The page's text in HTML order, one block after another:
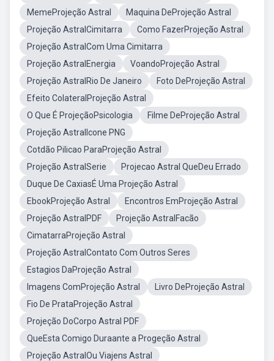
MemeProjeção Astral
Maquina DeProjeção Astral
Projeção AstralCimitarra
Como FazerProjeção Astral
Projeção AstralCom Uma Cimitarra
Projeção AstralEnergia
VoandoProjeção Astral
Projeção AstralRio De Janeiro
Foto DeProjeção Astral
Efeito ColateralProjeção Astral
O Que É ProjeçãoPsicologia
Filme DeProjeção Astral
Projeção AstralIcone PNG
Cotdão Pilicao ParaProjeção Astral
Projeção AstralSerie
Projecao Astral QueDeu Errado
Duque De CaxiasÉ Uma Projeção Astral
EbookProjeção Astral
Encontros EmProjeção Astral
Projeção AstralPDF
Projeção AstralFacão
CimatarraProjeção Astral
Projeção AstralContato Com Outros Seres
Estagios DaProjeção Astral
Imagens ComProjeção Astral
Livro DeProjeção Astral
Fio De PrataProjeção Astral
Projeção DoCorpo Astral PDF
QueEsta Comigo Duraante a Progeção Astral
Projeção AstralOu Viajens Astral